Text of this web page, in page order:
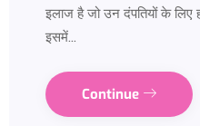
इलाज है जो उन दंपतियों के लिए
इसमें…
Continue